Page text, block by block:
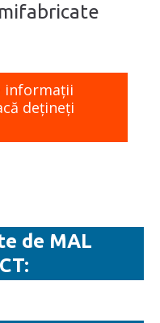
informaţii
dețineți
de MAL